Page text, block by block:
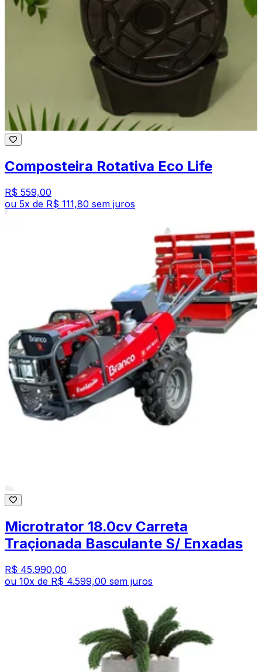
Composteira Rotativa Eco Life
R$ 559,00
ou 5x de R$ 111,80 sem juros
Microtrator 18.0cv Carreta
Traçionada Basculante S/ Enxadas
R$ 45.990,00
ou 10x de R$ 4.599,00 sem juros